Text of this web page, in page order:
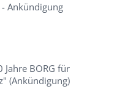
Ankündigung
Jahre BORG für
(Ankündigung)